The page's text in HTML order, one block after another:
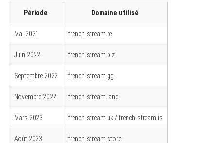
Période Domaine utilisé
Mai 2021 french-stream.re
Juin 2022 french-stream.biz
Septembre 2022 french-stream.gg
Novembre 2022 french-stream.land
Mars 2023 french-stream.uk / french-stream.is
Août 2023 french-stream.store